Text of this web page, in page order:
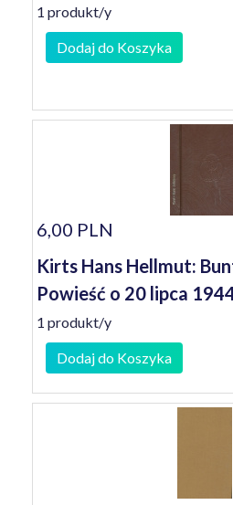
1 produkt/y
Dodaj do Koszyka
6,00 PLN
Kirts Hans Hellmut:
Powieść o 20 lipca
1 produkt/y
Dodaj do Koszyka